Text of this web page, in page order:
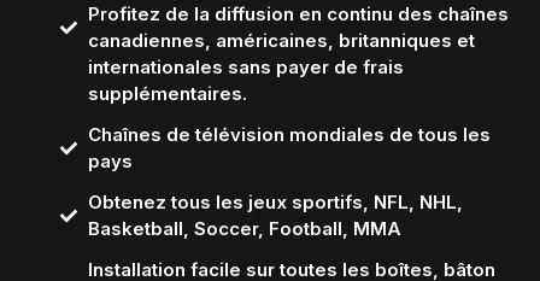
Profitez de la diffusion en continu des chaînes
canadiennes, américaines, britanniques et
internationales sans payer de frais
supplémentaires.
Chaînes de télévision mondiales de tous les
pays
Obtenez tous les jeux sportifs, NFL, NHL,
Basketball, Soccer, Football, MMA
Installation facile sur toutes les boîtes, bâton